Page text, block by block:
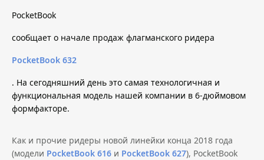
PocketBook
сообщает о начале продаж флагманского ридера
PocketBook 632
. На сегодняшний день это самая технологичная и
функциональная модель нашей компании в 6-дюймовом
формфакторе.
Как и прочие ридеры новой линейки конца 2018 года
(модели PocketBook 616 и PocketBook 627), PocketBook